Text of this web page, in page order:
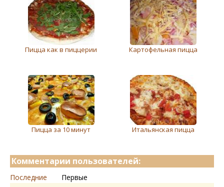
Пицца как в пиццерии Картофельная пицца
Пицца за 10 минут Итальянская пицца
Комментарии пользователей:
Последние Первые